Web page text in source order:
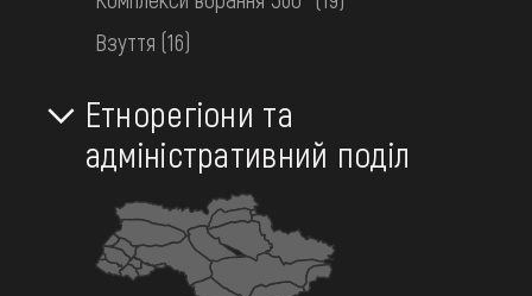
ПІДТРИМАТИ
288
Взуття (16)
Етнорегіони та
адміністративний поділ